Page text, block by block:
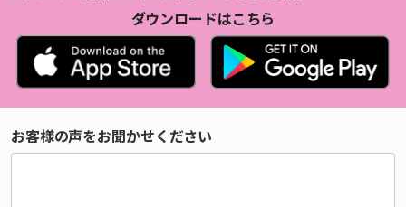
ダウンロードはこちら
お客様の声をお聞かせください